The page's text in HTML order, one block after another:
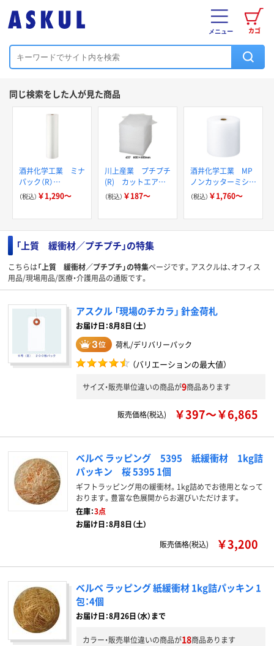
カゴ
メニュー
同じ検索をした人が見た商品
酒井化学工業 ミナ
パック（R）
#A400SS エアー
クッション
（税込） ￥1,290～
川上産業 プチプチ
(R) カットエアー
クッション
（税込） ￥187～
酒井化学工業 MP
ノンカッターミシン
目入りロール
（税込） ￥1,760～
「上質 緩衝材／プチプチ」の特集
こちらは「上質 緩衝材／プチプチ」の特集ページです。アスクルは、オフィス
用品/現場用品/医療・介護用品の通販です。
アスクル 「現場のチカラ」 針金荷札
お届け日：8月8日（土）
荷札/デリバリーパック
（バリエーションの最大値）
サイズ・販売単位違いの商品が9商品あります
販売価格(税込) ￥397～￥6,865
ベルベ ラッピング 5395 紙緩衝材 1kg詰
パッキン 桜 5395 1個
ギフトラッピング用の緩衝材。1kg詰めでお徳用となって
おります。豊富な色展開からお選びいただけます。
在庫：3点
お届け日：8月8日（土）
販売価格(税込)
￥3,200
ベルベ ラッピング 紙緩衝材 1kg詰パッキン 1
包：4個
お届け日：8月26日（水）まで
カラー・販売単位違いの商品が18商品あります